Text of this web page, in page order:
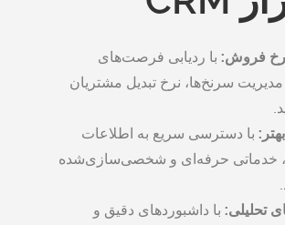
فروش: با ردیابی فرصت‌های
سرنخ‌ها، نرخ تبدیل مشتریان
با دسترسی سریع به اطلاعات
خدماتی حرفه‌ای و شخصی‌سازی‌شده
تحلیلی: با داشبوردهای دقیق و